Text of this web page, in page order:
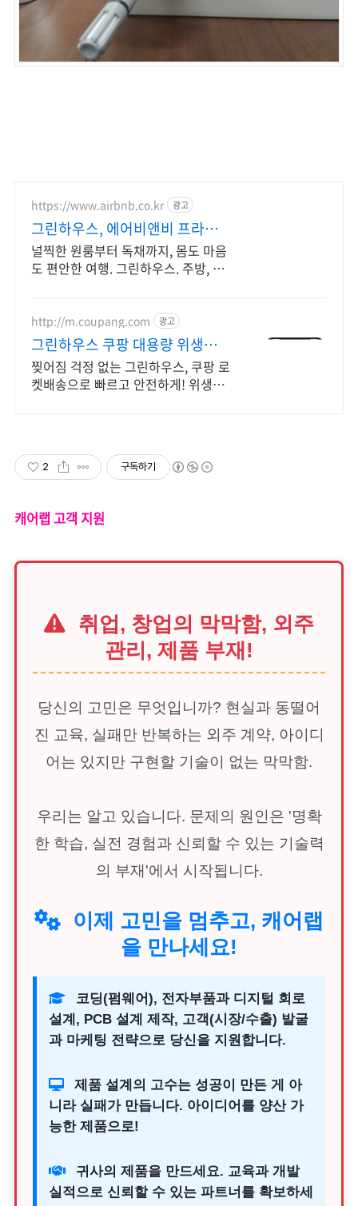
https://www.airbnb.co.kr 광고
그린하우스, 에어비앤비 프라이
빗한 감성 숙소
널찍한 원룸부터 독채까지, 몸도 마음
도 편안한 여행. 그린하우스. 주방, 수
http://m.coupang.com 광고
그린하우스 쿠팡 대용량 위생장갑
알뜰하게
찢어짐 걱정 없는 그린하우스, 쿠팡 로
켓배송으로 빠르고 안전하게! 위생이
2 구독하기
캐어랩 고객 지원
취업, 창업의 막막함, 외주
관리, 제품 부재!
당신의 고민은 무엇입니까? 현실과 동떨어
진 교육, 실패만 반복하는 외주 계약, 아이디
어는 있지만 구현할 기술이 없는 막막함.
우리는 알고 있습니다. 문제의 원인은 '명확
한 학습, 실전 경험과 신뢰할 수 있는 기술력
의 부재'에서 시작됩니다.
이제 고민을 멈추고, 캐어랩
을 만나세요!
코딩(펌웨어), 전자부품과 디지털 회로
설계, PCB 설계 제작, 고객(시장/수출) 발굴
과 마케팅 전략으로 당신을 지원합니다.
제품 설계의 고수는 성공이 만든 게 아
니라 실패가 만듭니다. 아이디어를 양산 가
능한 제품으로!
귀사의 제품을 만드세요. 교육과 개발
실적으로 신뢰할 수 있는 파트너를 확보하세